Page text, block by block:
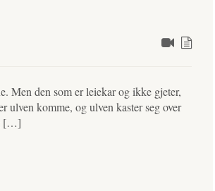
Men den som er leiekar og ikke gjeter,
ulven komme, og ulven kaster seg over
[…]